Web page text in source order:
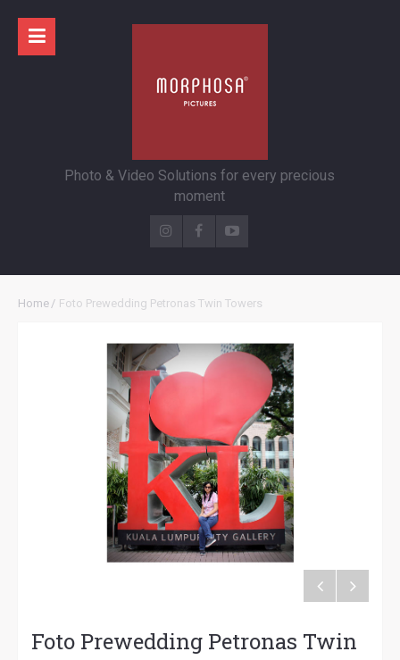
Photo & Video Solutions for every precious
moment
Home / Foto Prewedding Petronas Twin Towers
Foto Prewedding Petronas Twin